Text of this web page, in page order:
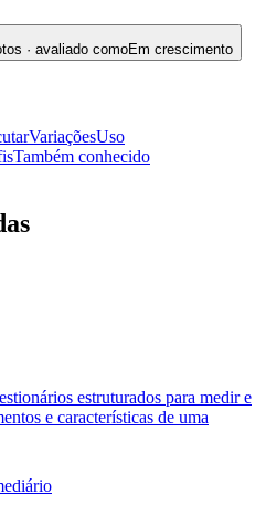
· avaliado comoEm crescimento
VariaçõesUso
Também conhecido
estruturados para medir e
e características de uma